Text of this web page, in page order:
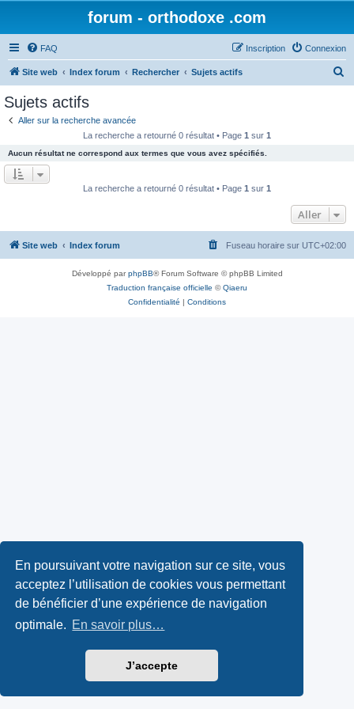
En poursuivant votre navigation sur ce site, vous
acceptez l’utilisation de cookies vous permettant
de bénéficier d’une expérience de navigation
optimale. En savoir plus…
J’accepte
forum - orthodoxe .com
FAQ Connexion
Inscription
Site web Index forum Rechercher Sujets actifs
e
r
Sujets actifs
Aller sur la recherche avancée
La recherche a retourné 0 résultat • Page 1 sur 1
Aucun résultat ne correspond aux termes que vous avez spécifiés.
La recherche a retourné 0 résultat • Page 1 sur 1
Aller
Site web Index forum Fuseau horaire sur UTC+02:00
Développé parphpBB® Forum Software © phpBB Limited
Traduction française officielle ©Qiaeru
Confidentialité | Conditions